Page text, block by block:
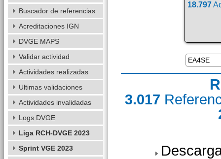
18.797
3.017
Buscador de referencias
Acreditaciones IGN
DVGE MAPS
Validar actividad
Actividades realizadas
Ultimas validaciones
Actividades invalidadas
Logs DVGE
Liga RCH-DVGE 2023
Sprint VGE 2023